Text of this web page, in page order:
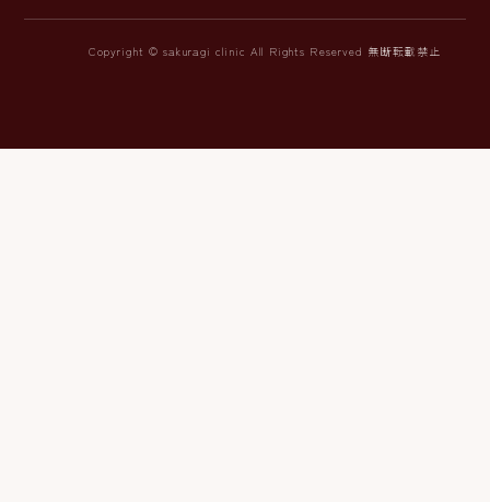
Copyright © sakuragi clinic All Rights Reserved 無断転載禁止